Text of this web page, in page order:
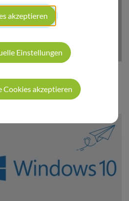
- Abwehrkräfte
akzeptieren
Einstellungen
Cookies akzeptieren